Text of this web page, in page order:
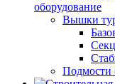
оборудование
Вышки
Подмости